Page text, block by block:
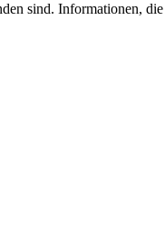
sind. Informationen,